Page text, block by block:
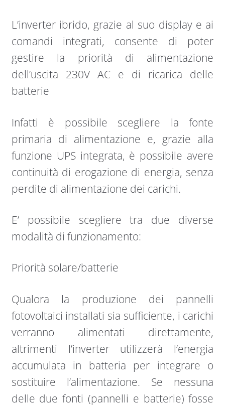
L’inverter ibrido, grazie al suo display e ai
comandi integrati, consente di poter
gestire la priorità di alimentazione
dell’uscita 230V AC e di ricarica delle
batterie
Infatti è possibile scegliere la fonte
primaria di alimentazione e, grazie alla
funzione UPS integrata, è possibile avere
continuità di erogazione di energia, senza
perdite di alimentazione dei carichi.
E’ possibile scegliere tra due diverse
modalità di funzionamento:
Priorità solare/batterie
Qualora la produzione dei pannelli
fotovoltaici installati sia sufficiente, i carichi
verranno alimentati direttamente,
altrimenti l’inverter utilizzerà l’energia
accumulata in batteria per integrare o
sostituire l’alimentazione. Se nessuna
delle due fonti (pannelli e batterie) fosse